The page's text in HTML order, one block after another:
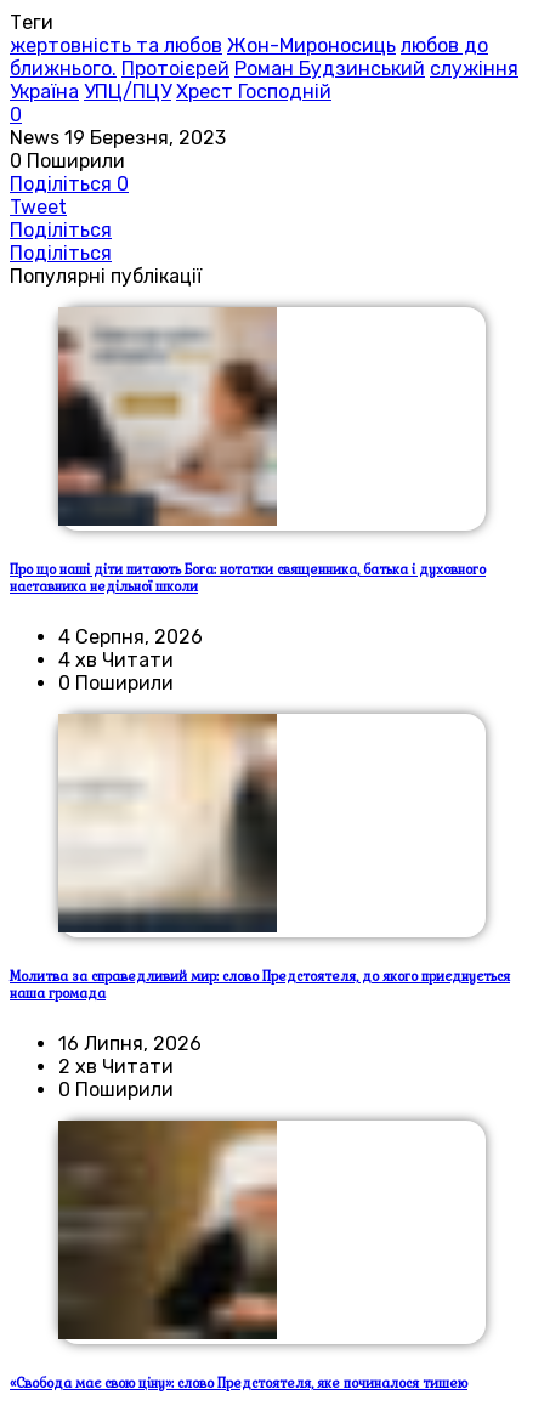
Теги
жертовність та любов Жон-Мироносиць любов до
ближнього. Протоієрей Роман Будзинський служіння
Україна УПЦ/ПЦУ Хрест Господній
0
News 19 Березня, 2023
0 Поширили
Поділіться 0
Tweet
Поділіться
Поділіться
Популярні публікації
Про що наші діти питають Бога: нотатки священника, батька і духовного
наставника недільної школи
4 Серпня, 2026
4 хв Читати
0 Поширили
Молитва за справедливий мир: слово Предстоятеля, до якого приєднується
наша громада
16 Липня, 2026
2 хв Читати
0 Поширили
«Свобода має свою ціну»: слово Предстоятеля, яке починалося тишею